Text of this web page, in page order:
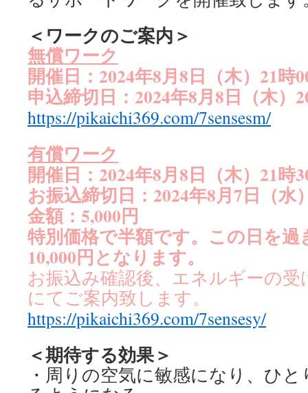
＜ワークのご案内＞
無償ワーク
開催日：2024年8月8日（木）21時
申込締切日：2024年8月8日（木）
https://pikaichi369.com/7sensesm/
有償ワーク
開催日：2024年8月8日（木）21時
お振込締切日：2024年8月7日（水
金額：5,000円
特別価格で半額です。この日を過
10,000円となります。
お振込み確認後、エネルギーの受
にてご案内致します。
https://pikaichi369.com/7sensesy/
＜期待する効果＞
・周りの空気に敏感になり、ひ